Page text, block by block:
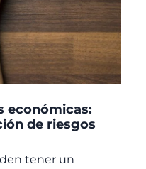
económicas:
de riesgos
tener un